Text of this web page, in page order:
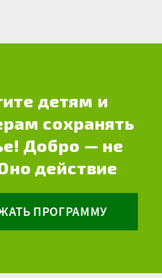
детям и
сохранять
Добро — не
действие
ПРОГРАММУ